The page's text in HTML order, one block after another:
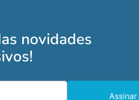
novidades
Assinar